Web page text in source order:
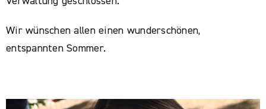
Wir wünschen allen einen wunderschönen,
entspannten Sommer.